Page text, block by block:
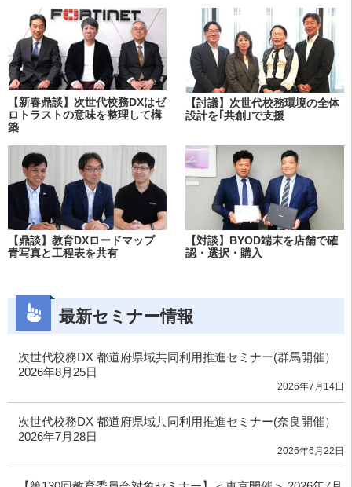
【新春鼎談】次世代校務DXはゼ
ロトラストの意味を整理して構
築
【討議】次世代校務環境の全体
設計を｢共創｣で支援
【鼎談】教育DXロードマップ
青写真と工程表を共有
【対談】BYOD端末を店舗で確
認・選択・購入
最新セミナー情報
次世代校務DX 都道府県域共同利用推進セミナー(群馬開催）
2026年8月25日
2026年7月14日
次世代校務DX 都道府県域共同利用推進セミナー(奈良開催）
2026年7月28日
2026年6月22日